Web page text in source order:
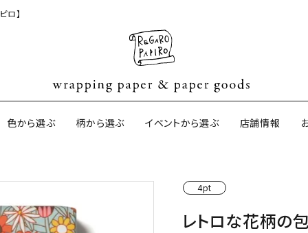
ロ】
サイズオー
色から選ぶ 柄から選ぶ イベントから選ぶ 店舗情報
4pt
レトロな花柄の